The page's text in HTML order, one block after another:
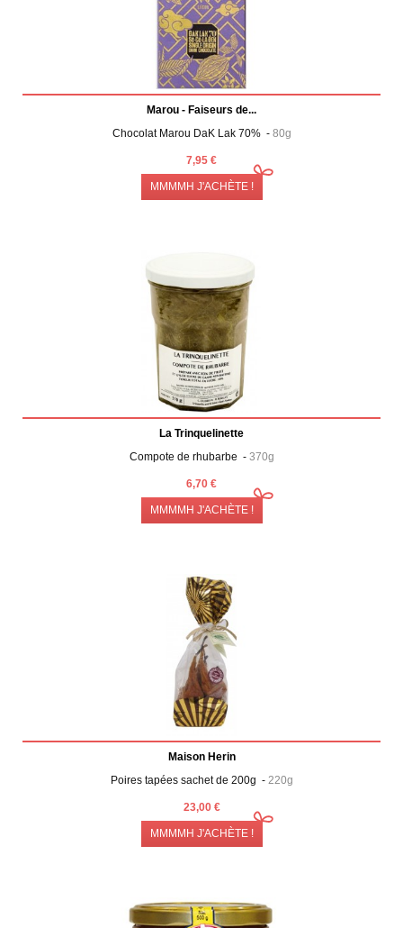
Marou - Faiseurs de...
Chocolat Marou DaK Lak 70% - 80g
7,95 €
MMMMH J'ACHÈTE !
La Trinquelinette
Compote de rhubarbe - 370g
6,70 €
MMMMH J'ACHÈTE !
Maison Herin
Poires tapées sachet de 200g - 220g
23,00 €
MMMMH J'ACHÈTE !